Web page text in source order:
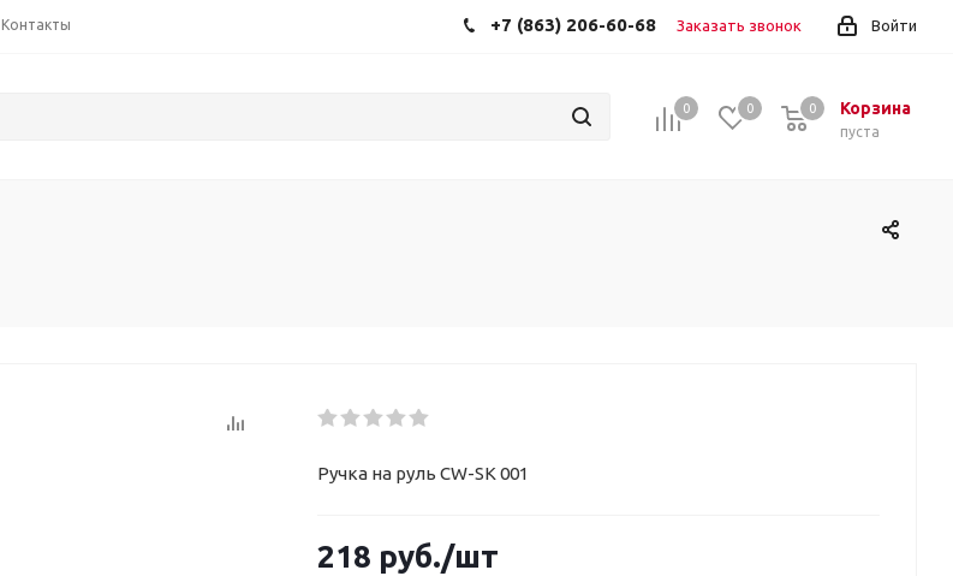
Контакты Войти
+7 (863) 206-60-68 Заказать звонок
0 0 Корзина
пуста
0
Ручка на руль CW-SK 001
218 руб./шт